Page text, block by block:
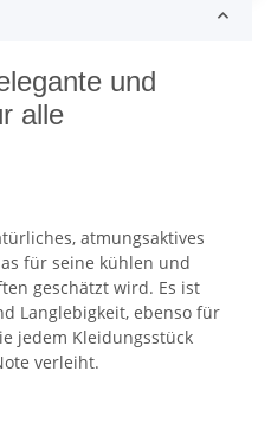
und
alle
atmungsaktives
für seine kühlen und
geschätzt wird. Es ist
Langlebigkeit, ebenso für
jedem Kleidungsstück
verleiht.